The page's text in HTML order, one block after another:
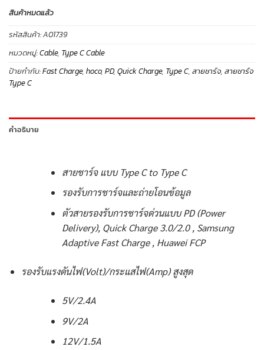
สินค้าหมดแล้ว
รหัสสินค้า:A01739
หมวดหมู่:Cable, Type C Cable
ป้ายกำกับ:Fast Charge, hoco, PD, Quick Charge, Type C, สายชาร์จ, สายชาร์จ
Type C
คำอธิบาย
สายชาร์จ แบบ Type C to Type C
รองรับการชาร์จและถ่ายโอนข้อมูล
ตัวสายรองรับการชาร์จด่วนแบบ PD (Power
Delivery), Quick Charge 3.0/2.0 , Samsung
Adaptive Fast Charge , Huawei FCP
รองรับแรงดันไฟ(Volt)/กระแสไฟ(Amp) สูงสุด
5V/2.4A
9V/2A
12V/1.5A